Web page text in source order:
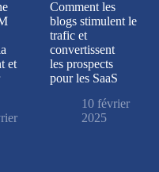
et
Comment les
blogs stimulent le
trafic et
convertissent
les prospects
pour les SaaS
10 février
2025